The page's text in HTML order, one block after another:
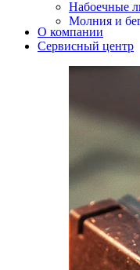
Набоечные
Молния и
Нитки,иглы-
Уход и
Кнопки
Пряжки для
О компании
Сервисный центр